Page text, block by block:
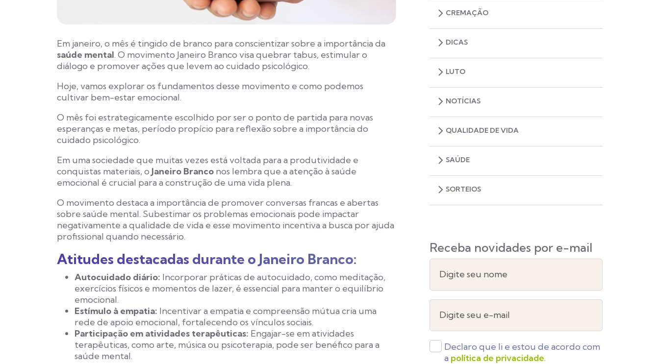
Em janeiro, o mês é tingido de branco para conscientizar sobre a importância da
saúde mental. O movimento Janeiro Branco visa quebrar tabus, estimular o
diálogo e promover ações que levem ao cuidado psicológico.
Hoje, vamos explorar os fundamentos desse movimento e como podemos
cultivar bem-estar emocional.
O mês foi estrategicamente escolhido por ser o ponto de partida para novas
esperanças e metas, período propício para reflexão sobre a importância do
cuidado psicológico.
Em uma sociedade que muitas vezes está voltada para a produtividade e
conquistas materiais, o Janeiro Branconos lembra que a atenção à saúde
emocional é crucial para a construção de uma vida plena.
O movimento destaca a importância de promover conversas francas e abertas
sobre saúde mental. Subestimar os problemas emocionais pode impactar
negativamente a qualidade de vida e esse movimento incentiva a busca por ajuda
profissional quando necessário.
Atitudes destacadas durante o Janeiro Branco:
Autocuidado diário: Incorporar práticas de autocuidado, como meditação,
exercícios físicos e momentos de lazer, é essencial para manter o equilíbrio
emocional.
Estímulo à empatia: Incentivar a empatia e compreensão mútua cria uma
rede de apoio emocional, fortalecendo os vínculos sociais.
Participação em atividades terapêuticas: Engajar-se em atividades
terapêuticas, como arte, música ou psicoterapia, pode ser benéfico para a
saúde mental.
CREMAÇÃO
DICAS
LUTO
NOTÍCIAS
QUALIDADE DE VIDA
SAÚDE
SORTEIOS
Receba novidades por e-mail
Digite seu nome
Digite seu e-mail
Declaro que li e estou de acordo com
a política de privacidade.